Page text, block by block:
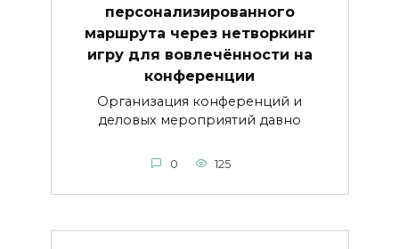
персонализированного
маршрута через нетворкинг
игру для вовлечённости на
конференции
Организация конференций и
деловых мероприятий давно
0 125